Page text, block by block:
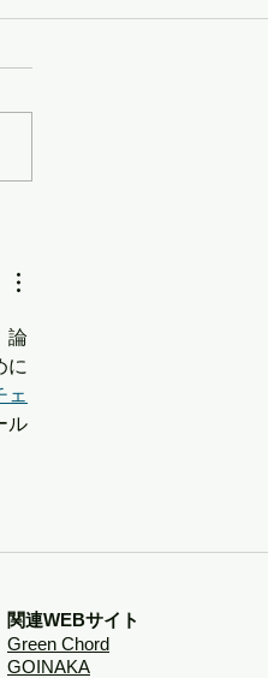
論
に
ェ
ル
関連WEBサイト
Green Chord
​GOINAKA